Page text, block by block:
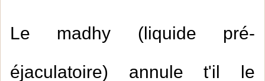
Le madhy (liquide pré-
éjaculatoire) annule t'il le